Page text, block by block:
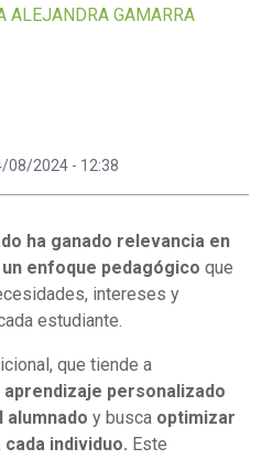
ALEJANDRA GAMARRA
08/2024 - 12:38
ha ganado relevancia en
enfoque pedagógico que
intereses y
estudiante.
que tiende a
aprendizaje personalizado
y busca optimizar
individuo. Este